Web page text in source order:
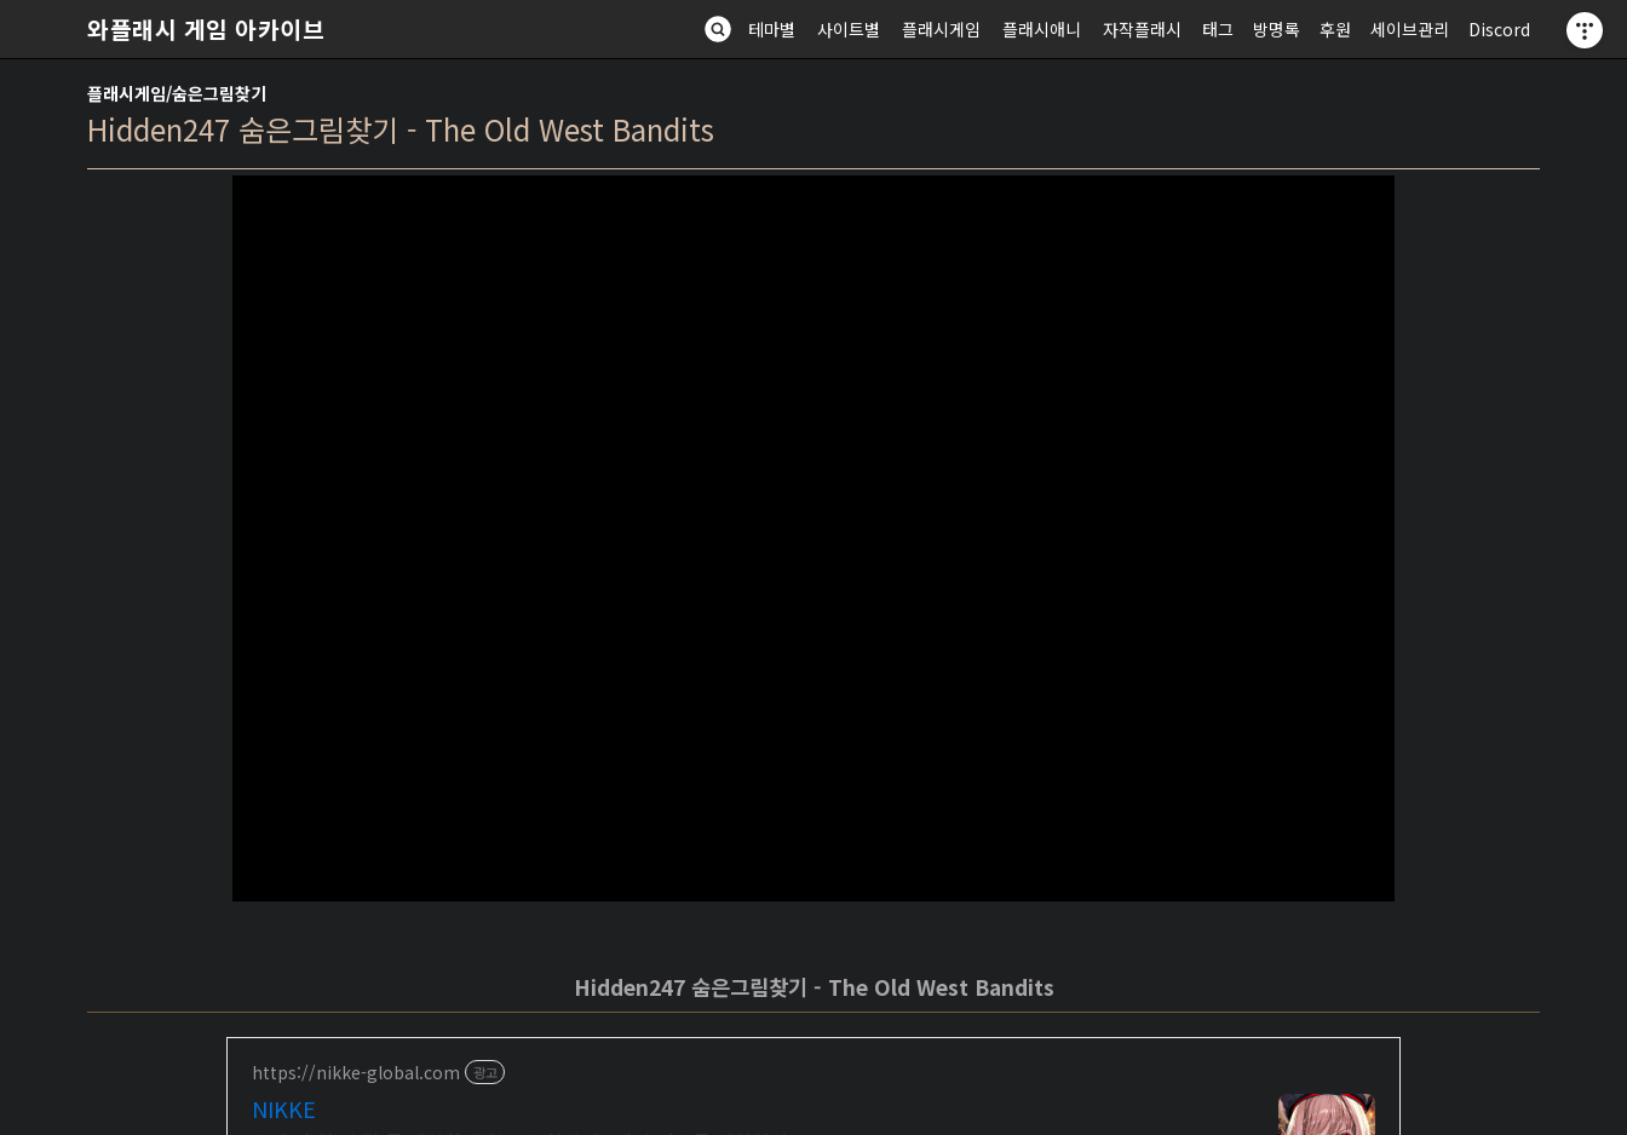
와플래시 게임 아카이브 테마별 사이트별 플래시게임 플래시애니 자작플래시 태그 방명록 후원 세이브관리 Discord
플래시게임/숨은그림찾기
Hidden247 숨은그림찾기 - The Old West Bandits
Hidden247 숨은그림찾기 - The Old West Bandits
https://nikke-global.com 광고
NIKKE